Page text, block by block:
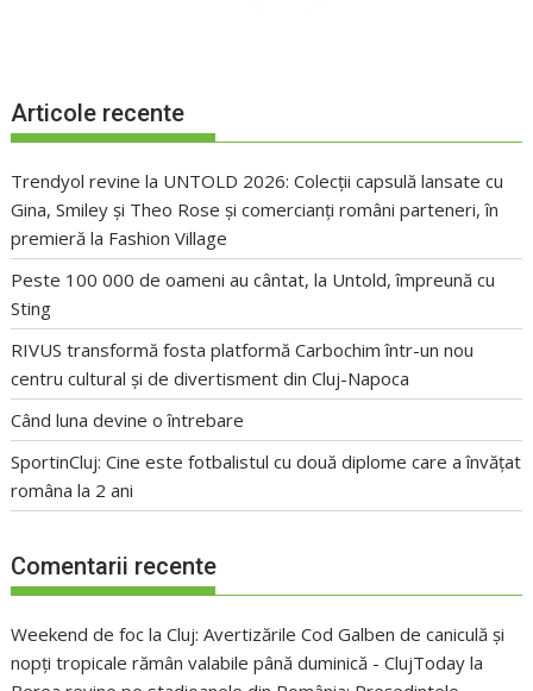
Articole recente
Trendyol revine la UNTOLD 2026: Colecții capsulă lansate cu
Gina, Smiley și Theo Rose și comercianți români parteneri, în
premieră la Fashion Village
Peste 100 000 de oameni au cântat, la Untold, împreună cu
Sting
RIVUS transformă fosta platformă Carbochim într-un nou
centru cultural și de divertisment din Cluj-Napoca
Când luna devine o întrebare
SportinCluj: Cine este fotbalistul cu două diplome care a învățat
româna la 2 ani
Comentarii recente
Weekend de foc la Cluj: Avertizările Cod Galben de caniculă și
nopți tropicale rămân valabile până duminică - ClujToday la